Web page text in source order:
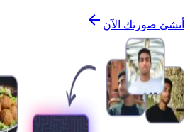
أنشئ صورتك الآن